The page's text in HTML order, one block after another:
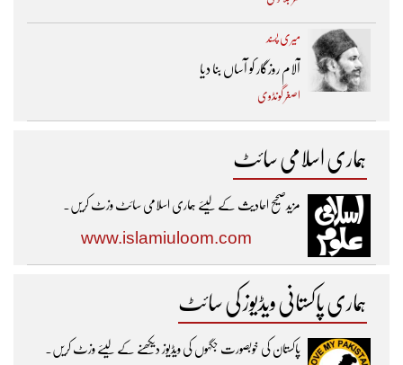
میری پسند
آلام روزگار کو آساں بنا دیا
اصغر گونڈوی
ہماری اسلامی سائٹ
مزیدصحیح احادیث کے لیئے ہماری اسلامی سائٹ وزٹ کریں۔
www.islamiuloom.com
ہماری پاکستانی ویڈیوز کی سائٹ
پاکستان کی خوبصورت جگہوں کی ویڈیوز دیکھنے کے لیئے وزٹ کریں۔